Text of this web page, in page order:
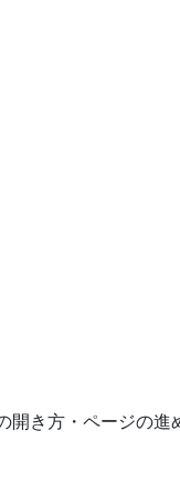
き方・ページの進